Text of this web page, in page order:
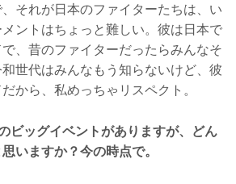
それが日本のファイターたちは、い
ントはちょっと難しい。彼は日本で
、昔のファイターだったらみんなそ
世代はみんなもう知らないけど、彼
から、私めっちゃリスペクト。
ビッグイベントがありますが、どん
いますか？今の時点で。